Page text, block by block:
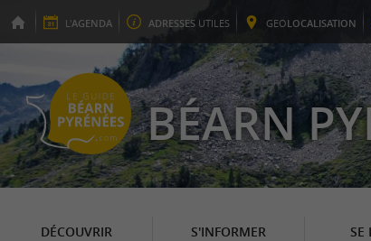
L'AGENDA ADRESSES UTILES GEOLOCALISATION
BÉARN
DÉCOUVRIR S'INFORMER SE